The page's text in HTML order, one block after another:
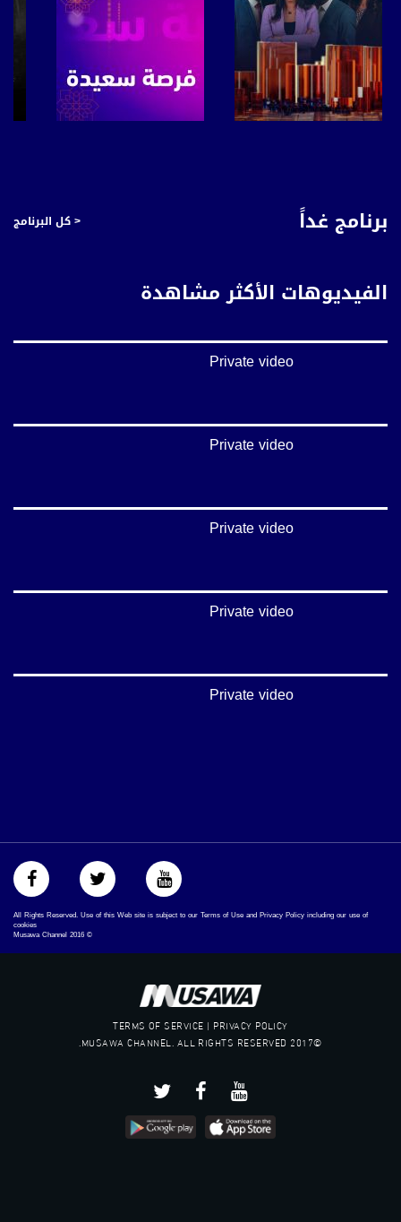
برنامج غداً < كل البرنامج
الفيديوهات الأكثر مشاهدة
Private video
Private video
Private video
Private video
Private video
All Rights Reserved. Use of this Web site is subject to our Terms of Use and Privacy Policy including our use of
cookies
©
2016
TERMS OF SERVICE | PRIVACY POLICY
©2017 MUSAWA CHANNEL. ALL RIGHTS RESERVED.